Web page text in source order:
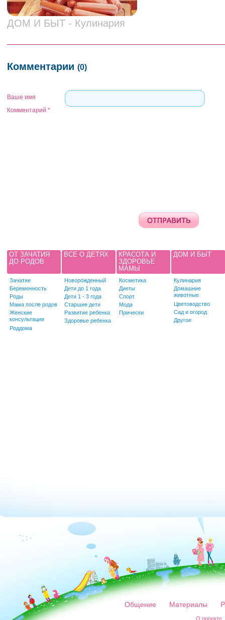
ДОМ И БЫТ - Кулинария
Комментарии (0)
Ваше имя
Комментарий *
ОТ ЗАЧАТИЯ
ДО РОДОВ
Зачатие
Беременность
Роды
Мама после родов
Женские
консультации
Роддома
ВСЕ О ДЕТЯХ
Новорожденный
Дети до 1 года
Дети 1 - 3 года
Старшие дети
Развитие ребенка
Здоровье ребенка
КРАСОТА И
ЗДОРОВЬЕ
МАМЫ
Косметика
Диеты
Спорт
Мода
Прически
ДОМ И БЫТ
Кулинария
Домашние
животные
Цветоводство
Сад и огород
Другое
Общение Материалы
О проекте